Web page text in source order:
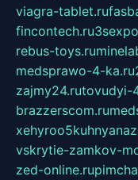
viagra-tablet.ru
fincontech.ru
rebus-toys.ru
medsprawo-4-ka.ru
zajmy24.rutovudyi-
brazzerscom.ru
vskrytie-zamkov-
zed-online.ru